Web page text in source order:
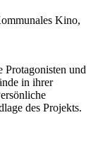
Kino,
Protagonisten und
in ihrer
des Projekts.